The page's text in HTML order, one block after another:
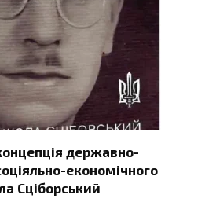
державно-
економічного
Сціборський